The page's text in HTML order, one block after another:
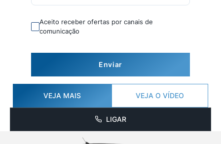
Aceito receber ofertas por canais de
comunicação
Enviar
VEJA MAIS VEJA O VÍDEO
LIGAR